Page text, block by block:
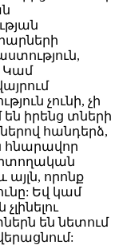
Կամ
չունի, չի
իրենց տների
հանդերձ,
հնարավոր
որոնք
Եվ կամ
են նետում